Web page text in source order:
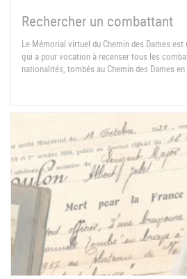
Rechercher un combattant
Le Mémorial virtuel du Chemin des Dames est
qui a pour vocation à recenser tous les
nationalités, tombés au Chemin des Dames en